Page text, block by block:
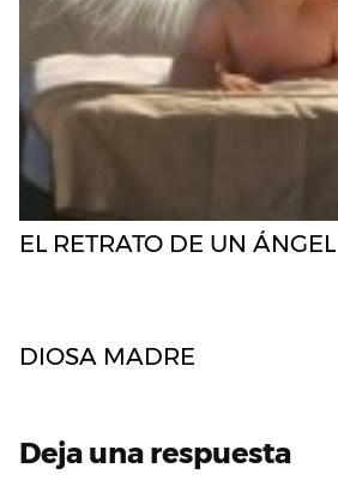
EL RETRATO DE UN ÁNGEL
DIOSA MADRE
Deja una respuesta